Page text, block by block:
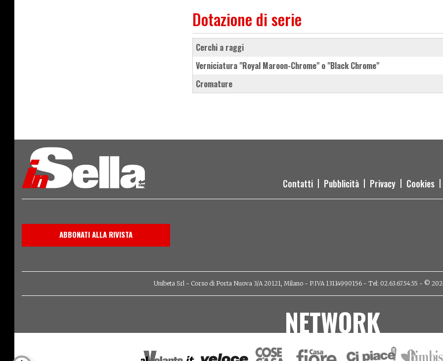
Dotazione di serie
cerchi a raggi
verniciatura "Royal Maroon-Chrome" o "Black Chrome"
Cromature
Contatti Pubblicità Privacy Cookies
ABBONATI ALLA RIVISTA
Unibeta Srl - Corso di Porta Nuova 3/A 20121, Milano - P.IVA 13114990156 - Tel: 02.63.67.54.55 - ©
NETWORK